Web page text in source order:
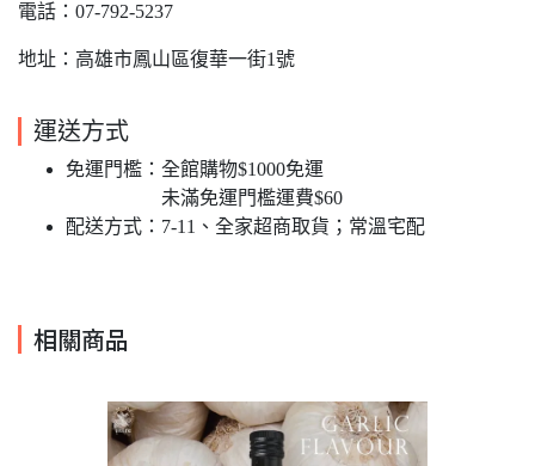
電話：07-792-5237
地址：高雄市鳳山區復華一街1號
運送方式
免運門檻：全館購物$1000免運
未滿免運門檻運費$60
配送方式：7-11、全家超商取貨；常溫宅配
相關商品